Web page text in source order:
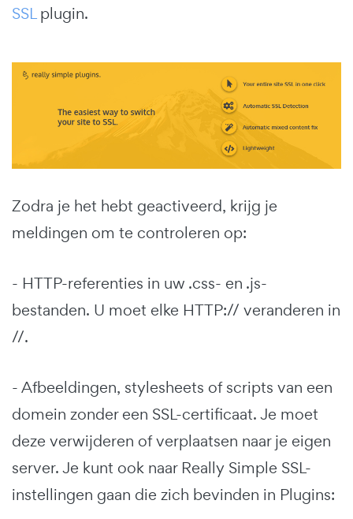
SSLplugin.
Zodra je het hebt geactiveerd, krijg je
meldingen om te controleren op:
- HTTP-referenties in uw .css- en .js-
bestanden. U moet elke HTTP:// veranderen in
//.
- Afbeeldingen, stylesheets of scripts van een
domein zonder een SSL-certificaat. Je moet
deze verwijderen of verplaatsen naar je eigen
server. Je kunt ook naar Really Simple SSL-
instellingen gaan die zich bevinden in Plugins: